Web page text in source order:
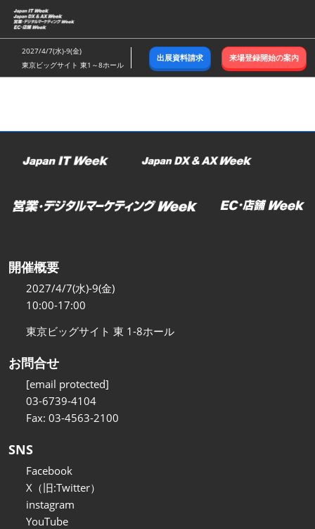
ス
キ
ッ
し
む
2027/4/7(水)-9(金)
東京ビッグサイト 東1～8ホール
出展資料請求 来場登録開始の案内
開催概要
2027/4/7(水)-9(金)
10:00-17:00
東京ビッグサイト 東 1-8ホール
お問合せ
[email protected]
03-6739-4104
Fax: 03-4563-2100
SNS
Facebook
X（旧:Twitter）
instagram
YouTube